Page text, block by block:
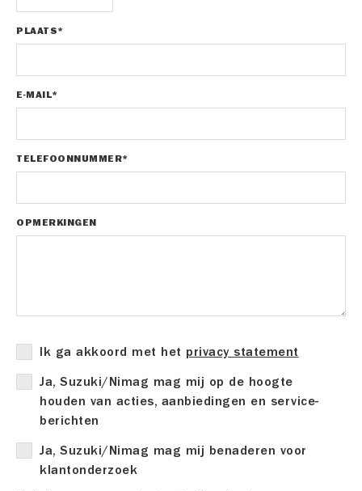
PLAATS*
E-MAIL*
TELEFOONNUMMER*
OPMERKINGEN
Ik ga akkoord met het privacy statement
Ja, Suzuki/Nimag mag mij op de hoogte
houden van acties, aanbiedingen en service-
berichten
Ja, Suzuki/Nimag mag mij benaderen voor
klantonderzoek